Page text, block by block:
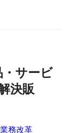
・サービ
決販
務改革